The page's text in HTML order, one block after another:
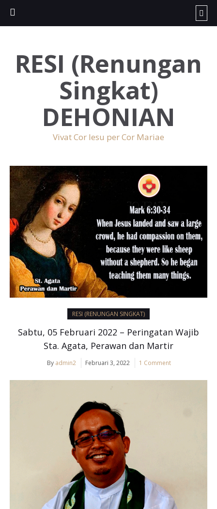
RESI (Renungan
Singkat)
DEHONIAN
Vivat Cor Iesu per Cor Mariae
RESI (RENUNGAN SINGKAT)
Sabtu, 05 Februari 2022 – Peringatan Wajib
Sta. Agata, Perawan dan Martir
By admin2 Februari 3, 2022 1 Comment